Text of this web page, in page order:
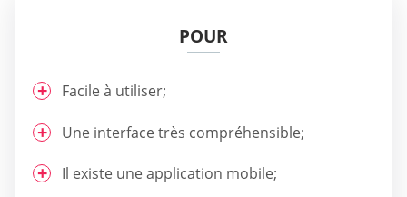
POUR
Facile à utiliser;
Une interface très compréhensible;
Il existe une application mobile;